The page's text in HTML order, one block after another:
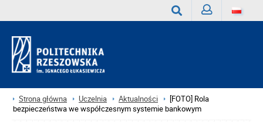
Strona główna Uczelnia Aktualności
[FOTO] Rola
bezpieczeństwa we współczesnym systemie bankowym